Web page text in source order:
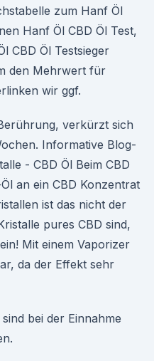
zum Hanf Öl
Hanf Öl CBD Öl Test,
CBD Öl Testsieger
den Mehrwert für
wir ggf.
verkürzt sich
Informative Blog-
- CBD Öl Beim CBD
an ein CBD Konzentrat
ist das nicht der
pures CBD sind,
Mit einem Vaporizer
da der Effekt sehr
bei der Einnahme